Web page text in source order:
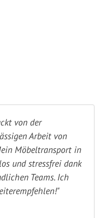
von der
Arbeit von
Möbeltransport in
und stressfrei dank
Teams. Ich